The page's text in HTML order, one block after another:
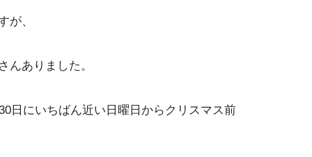
が、
んありました。
日にいちばん近い日曜日からクリスマス前